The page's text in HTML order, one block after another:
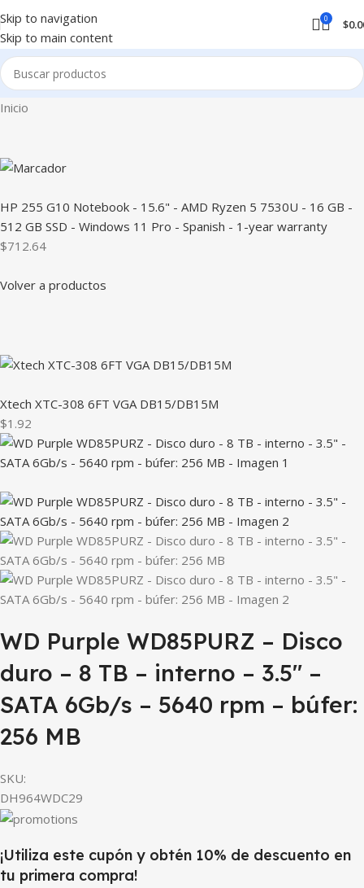
Skip to navigation
Skip to main content
0 $
Inicio
HP 255 G10 Notebook - 15.6" - AMD Ryzen 5 7530U - 16 GB -
512 GB SSD - Windows 11 Pro - Spanish - 1-year warranty
$712.64
Volver a productos
Xtech XTC-308 6FT VGA DB15/DB15M
$1.92
WD Purple WD85PURZ – Disco
duro – 8 TB – interno – 3.5″ –
SATA 6Gb/s – 5640 rpm – búfer:
256 MB
SKU:
DH964WDC29
¡Utiliza este cupón y obtén 10% de descuento en
tu primera compra!